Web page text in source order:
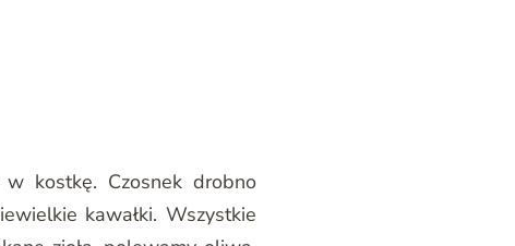
kostkę. Czosnek drobno
kawałki. Wszystkie